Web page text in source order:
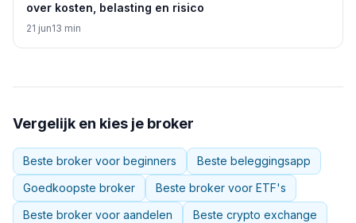
over kosten, belasting en risico
21 jun13 min
Vergelijk en kies je broker
Beste broker voor beginners
Beste beleggingsapp
Goedkoopste broker
Beste broker voor ETF's
Beste broker voor aandelen
Beste crypto exchange